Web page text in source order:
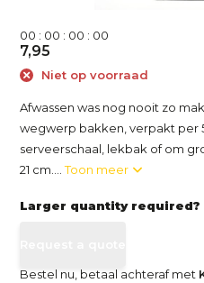
00 : 00 : 00 : 00
7,95
Niet op voorraad
Afwassen was nog nooit zo
wegwerp bakken, verpakt per
serveerschaal, lekbak of om
21 cm....Toon meer
Larger quantity required?
Bestel nu, betaal achteraf met